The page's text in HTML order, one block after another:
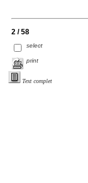
2 / 58
select
print
Text complet